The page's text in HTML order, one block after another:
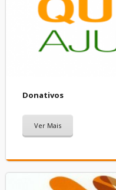
Donativos
Ver Mais